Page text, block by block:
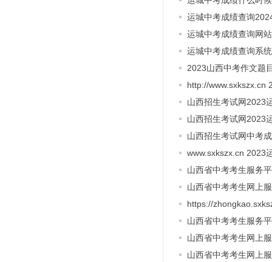
运城中考成绩查询
运城中考成绩查询网
运城中考成绩查询系
2023山西中考作文题
http://www.sxkszx.cn
山西招生考试网2023
山西招生考试网2023
山西招生考试网中考
www.sxkszx.cn 2023
山西省中考考生服务
山西省中考考生网上
https://
山西省中考考生服务
山西省中考考生网上
山西省中考考生网上